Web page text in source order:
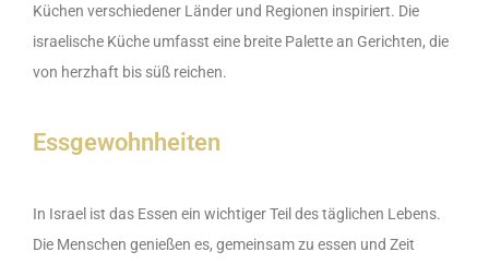
Küchen verschiedener Länder und Regionen inspiriert. Die
israelische Küche umfasst eine breite Palette an Gerichten, die
von herzhaft bis süß reichen.
Essgewohnheiten
In Israel ist das Essen ein wichtiger Teil des täglichen Lebens.
Die Menschen genießen es, gemeinsam zu essen und Zeit